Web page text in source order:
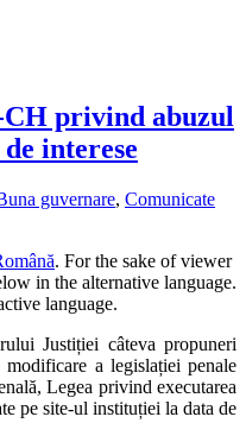
privind abuzul
interese
guvernare, Comunicate
. For the sake of viewer
in the alternative language.
language.
Justiției câteva propuneri
a legislației penale
Legea privind executarea
pe site-ul instituției la data de